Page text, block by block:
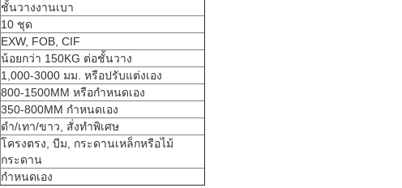
ชั้นวางงานเบา
10 ชุด
EXW, FOB, CIF
น้อยกว่า 150KG ต่อชั้นวาง
1,000-3000 มม. หรือปรับแต่งเอง
800-1500MM หรือกำหนดเอง
350-800MM กำหนดเอง
ดำ/เทา/ขาว, สั่งทำพิเศษ
โครงตรง, บีม, กระดานเหล็กหรือไม้
กระดาน
กำหนดเอง